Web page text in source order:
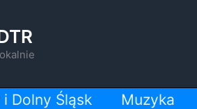
i Dolny Śląsk
Muzyka